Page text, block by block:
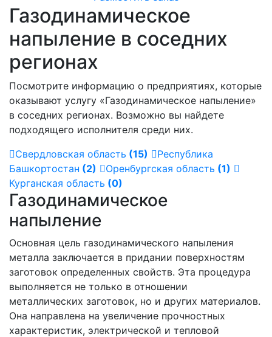
Газодинамическое
напыление в соседних
регионах
Посмотрите информацию о предприятиях, которые
оказывают услугу «Газодинамическое напыление»
в соседних регионах. Возможно вы найдете
подходящего исполнителя среди них.
Свердловская область (15)
Республика
Башкортостан (2) Оренбургская область (1)
Курганская область (0)
Газодинамическое
напыление
Основная цель газодинамического напыления
металла заключается в придании поверхностям
заготовок определенных свойств. Эта процедура
выполняется не только в отношении
металлических заготовок, но и других материалов.
Она направлена на увеличение прочностных
характеристик, электрической и тепловой